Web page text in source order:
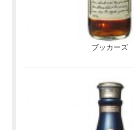
ブッカーズ